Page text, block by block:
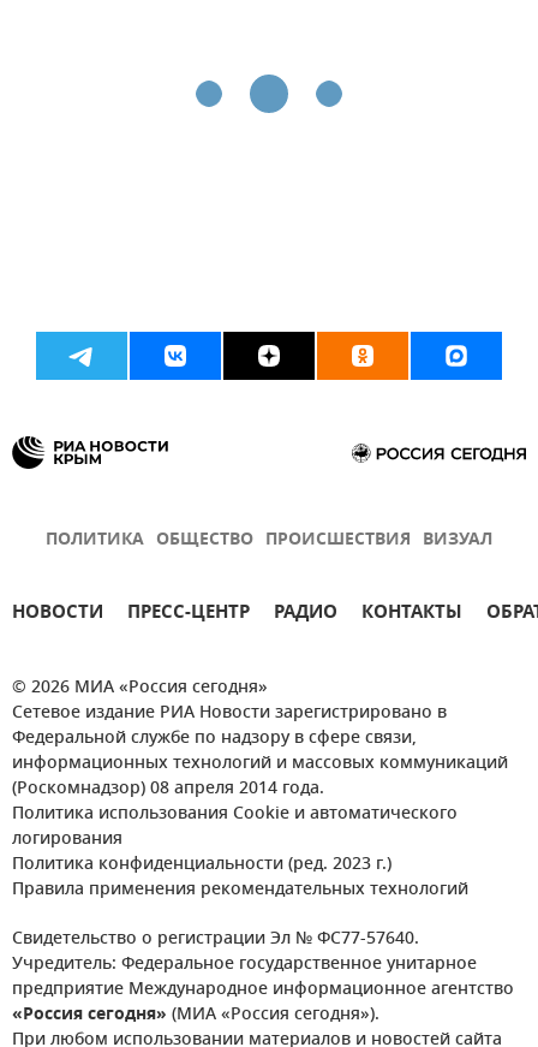
ПОЛИТИКА ОБЩЕСТВО ПРОИСШЕСТВИЯ ВИЗУАЛ
НОВОСТИ ПРЕСС-ЦЕНТР РАДИО КОНТАКТЫ
© 2026 МИА «Россия сегодня»
Сетевое издание РИА Новости зарегистрировано в
Федеральной службе по надзору в сфере связи,
информационных технологий и массовых коммуникаций
(Роскомнадзор) 08 апреля 2014 года.
Политика использования Cookie и автоматического
логирования
Политика конфиденциальности (ред. 2023 г.)
Правила применения рекомендательных технологий
Свидетельство о регистрации Эл № ФС77-57640.
Учредитель: Федеральное государственное унитарное
предприятие Международное информационное агентство
«Россия сегодня» (МИА «Россия сегодня»).
При любом использовании материалов и новостей сайта